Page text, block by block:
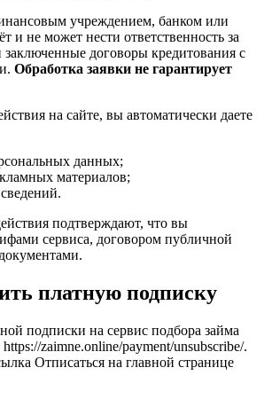
учреждением, банком или
и не может нести ответственность за
договоры кредитования с
Обработка заявки не гарантирует
на сайте, вы автоматически даете
данных;
материалов;
подтверждают, что вы
сервиса, договором публичной
платную подписку
подписки на сервис подбора займа
zaimne.online/payment/unsubscribe/.
Отписаться на главной странице